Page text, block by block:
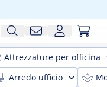
Attrezzature per officina
Arredo ufficio